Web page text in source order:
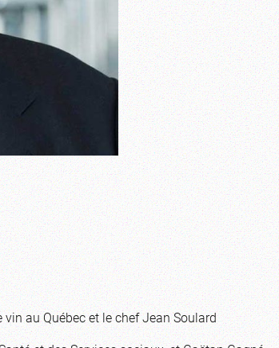
au Québec et le chef Jean Soulard